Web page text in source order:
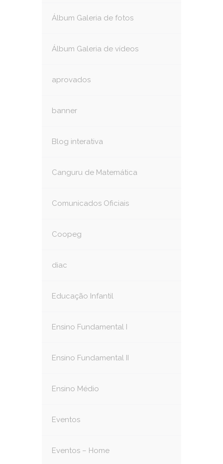
Álbum Galeria de fotos
Álbum Galeria de vídeos
aprovados
banner
Blog interativa
Canguru de Matemática
Comunicados Oficiais
Coopeg
diac
Educação Infantil
Ensino Fundamental I
Ensino Fundamental II
Ensino Médio
Eventos
Eventos – Home